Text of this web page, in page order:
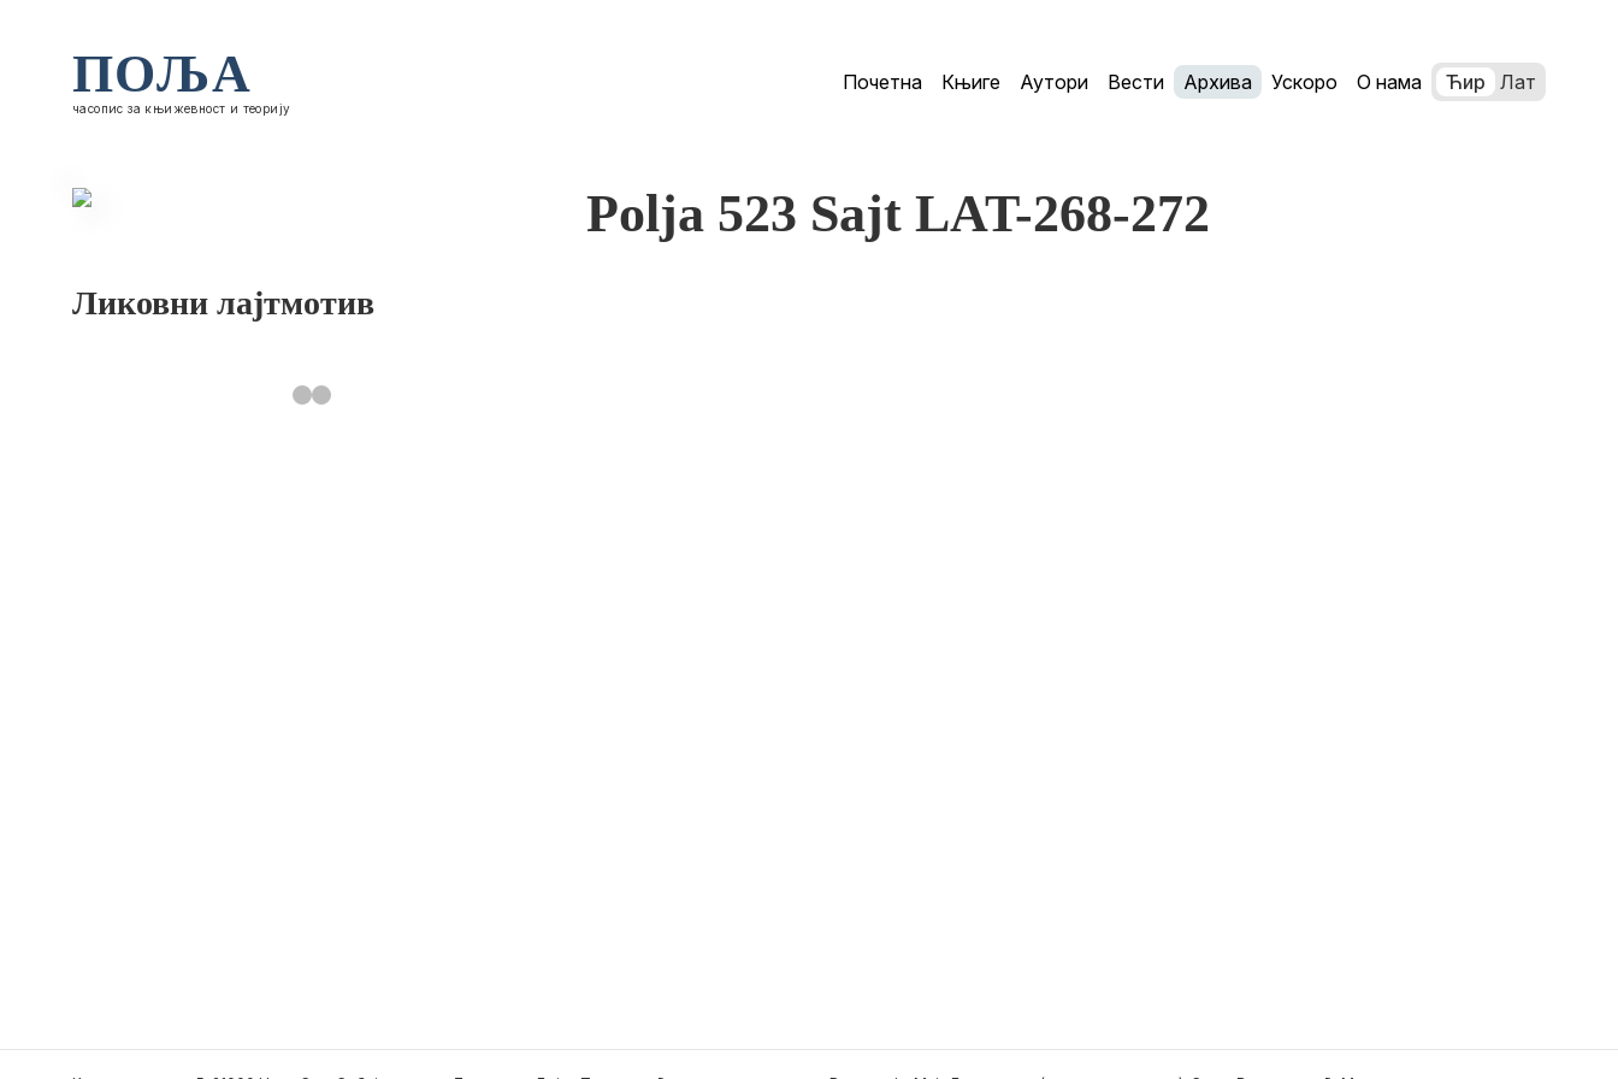
ПОЉА
часопис за књижевност и теорију
Почетна Књиге Аутори Вести Архива Ускоро О нама Ћир Лат
Ликовни лајтмотив
Polja 523 Sajt LAT-268-272